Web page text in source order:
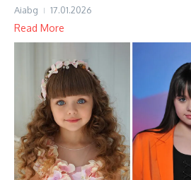
Aiabg 17.01.2026
Read More